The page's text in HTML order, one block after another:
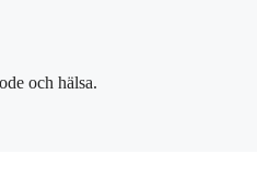
och hälsa.